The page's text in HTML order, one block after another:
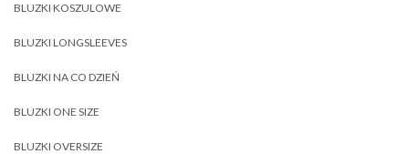
BLUZKI KOSZULOWE
BLUZKI LONGSLEEVES
BLUZKI NA CO DZIEŃ
BLUZKI ONE SIZE
BLUZKI OVERSIZE